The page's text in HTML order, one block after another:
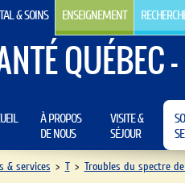
& SOINS ENSEIGNEMENT
QUÉBEC
À PROPOS
DE NOUS
VISITE &
SÉJOUR
& services > T > Troubles du spectre